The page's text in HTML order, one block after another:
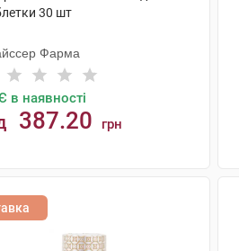
30 шт
Фарма
в наявності
387.20 грн